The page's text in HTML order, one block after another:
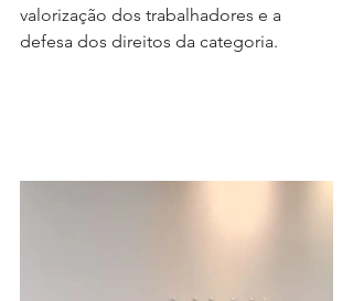
valorização dos trabalhadores e a
defesa dos direitos da categoria.